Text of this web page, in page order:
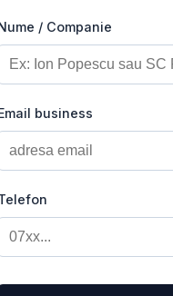
/ Companie
business